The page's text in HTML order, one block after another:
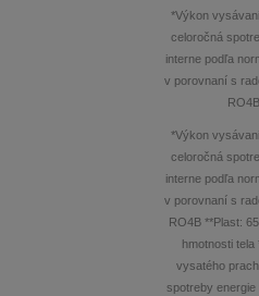
*Výkon
celoročná
interne podľa
v porovnaní s
RO4B
*Výkon
celoročná
interne podľa
v porovnaní s
RO4B **Plast:
hmotnosti tela
vysatého
spotreby